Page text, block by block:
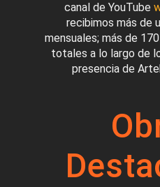
canal de YouTube
recibimos más de
mensuales; más de
totales a lo largo de
presencia de